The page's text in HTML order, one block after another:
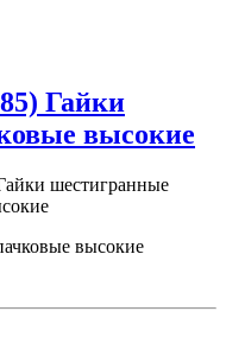
Гайки
высокие
высокие